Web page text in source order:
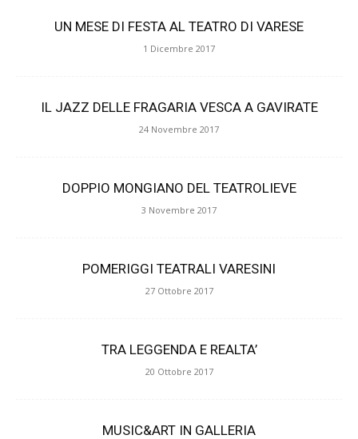
UN MESE DI FESTA AL TEATRO DI VARESE
1 Dicembre 2017
IL JAZZ DELLE FRAGARIA VESCA A GAVIRATE
24 Novembre 2017
DOPPIO MONGIANO DEL TEATROLIEVE
3 Novembre 2017
POMERIGGI TEATRALI VARESINI
27 Ottobre 2017
TRA LEGGENDA E REALTA’
20 Ottobre 2017
MUSIC&ART IN GALLERIA